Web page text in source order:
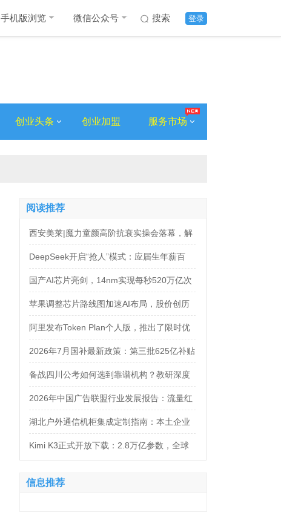
登录
搜索
手机版浏览 微信公众号
创业头条 创业加盟 服务市场
阅读推荐
西安美莱|魔力童颜高阶抗衰实操会落幕，解
锁自然年轻新姿态
DeepSeek开启“抢人”模式：应届生年薪百
万，法务岗高达160万！
国产AI芯片亮剑，14nm实现每秒520万亿次
运算
苹果调整芯片路线图加速AI布局，股价创历
史新高
阿里发布Token Plan个人版，推出了限时优
惠，Qwen3.8-Max-Preview同步上线
2026年7月国补最新政策：第三批625亿补贴
正式落地！京东手机家电空调电脑各品类国
补怎么领？学生专属优惠补贴领取攻略来
了！
备战四川公考如何选到靠谱机构？教研深度
与落地服务，四家主流品牌全对照
2026年中国广告联盟行业发展报告：流量红
利退潮后站长还剩什么
湖北户外通信机柜集成定制指南：本土企业
产能配置与售后保障概览
Kimi K3正式开放下载：2.8万亿参数，全球
信息推荐